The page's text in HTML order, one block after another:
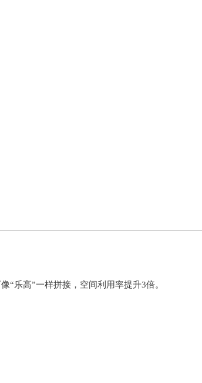
“乐高”一样拼接，空间利用率提升3倍。